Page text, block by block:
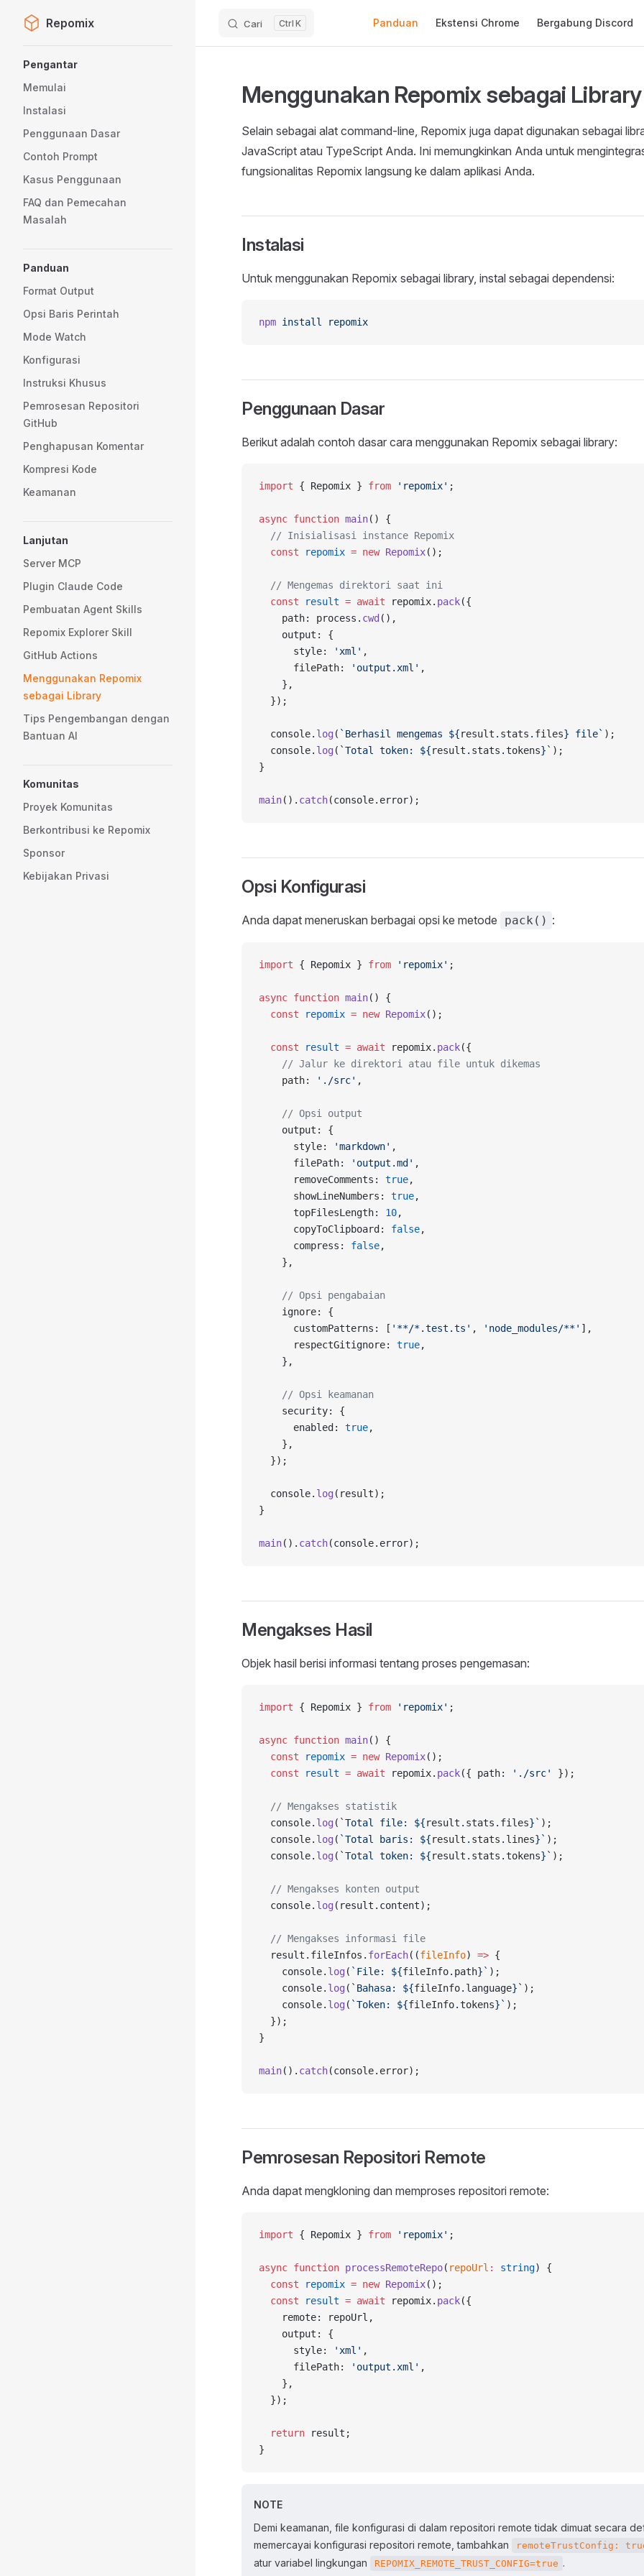
Skip to content
Repomix Cari K Panduan Ekstensi Chrome Bergabung Discord
Pengantar
Memulai
Instalasi
Penggunaan Dasar
Contoh Prompt
Kasus Penggunaan
FAQ dan Pemecahan
Masalah
Panduan
Format Output
Opsi Baris Perintah
Mode Watch
Konfigurasi
Instruksi Khusus
Pemrosesan Repositori
GitHub
Penghapusan Komentar
Kompresi Kode
Keamanan
Lanjutan
Server MCP
Plugin Claude Code
Pembuatan Agent Skills
Repomix Explorer Skill
GitHub Actions
Menggunakan Repomix
sebagai Library
Tips Pengembangan dengan
Bantuan AI
Komunitas
Proyek Komunitas
Berkontribusi ke Repomix
Sponsor
Kebijakan Privasi
Menggunakan Repomix sebagai Library
Selain sebagai alat command-line, Repomix juga dapat digunakan sebagai
JavaScript atau TypeScript Anda. Ini memungkinkan Anda untuk
fungsionalitas Repomix langsung ke dalam aplikasi Anda.
Instalasi
Untuk menggunakan Repomix sebagai library, instal sebagai dependensi:
npm install repomix
Penggunaan Dasar
Berikut adalah contoh dasar cara menggunakan Repomix sebagai library:
import { Repomix } from 'repomix' ;
async function main() {
  // Inisialisasi instance Repomix
  const
repomix = new Repomix();
  // Mengemas direktori saat ini
  const
result = await repomix. pack({
    path: process.
cwd (),
    output: {
      style:
'xml' ,
      filePath:
'output.xml' ,
    },
  });
  console.
log ( `Berhasil mengemas ${result . stats . files} file` );
  console.
log ( `Total token: ${result . stats . tokens}` );
}
main(). catch(console.error);
Opsi Konfigurasi
Anda dapat meneruskan berbagai opsi ke metode pack() :
import { Repomix } from 'repomix' ;
async function main() {
  const
repomix = new Repomix();
  const
result = await repomix. pack({
    // Jalur ke direktori atau file untuk dikemas
    path:
'./src' ,
    // Opsi output
    output: {
      style:
'markdown' ,
      filePath:
'output.md' ,
      removeComments:
true,
      showLineNumbers:
true,
      topFilesLength:
10,
      copyToClipboard:
false,
      compress:
false,
    },
    // Opsi pengabaian
    ignore: {
      customPatterns: [
'**/*.test.ts' , 'node_modules/**' ],
      respectGitignore:
true,
    },
    // Opsi keamanan
    security: {
      enabled:
true,
    },
  });
  console.
log (result);
}
main(). catch(console.error);
Mengakses Hasil
Objek hasil berisi informasi tentang proses pengemasan:
import { Repomix } from 'repomix' ;
async function main() {
  const
repomix = new Repomix();
  const
result = await repomix. pack({ path: './src' });
  // Mengakses statistik
  console.
log ( `Total file: ${result . stats . files}` );
  console.
log ( `Total baris: ${result . stats . lines}` );
  console.
log ( `Total token: ${result . stats . tokens}` );
  // Mengakses konten output
  console.
log (result.content);
  // Mengakses informasi file
  result.fileInfos.
forEach((fileInfo) => {
    console.
log ( `File: ${fileInfo. path}` );
    console.
log ( `Bahasa: ${fileInfo. language}` );
    console.
log ( `Token: ${fileInfo. tokens}` );
  });
}
main(). catch(console.error);
Pemrosesan Repositori Remote
Anda dapat mengkloning dan memproses repositori remote:
import { Repomix } from 'repomix' ;
async function processRemoteRepo( repoUrl : string) {
  const
repomix = new Repomix();
  const
result = await repomix. pack({
    remote: repoUrl,
    output: {
      style:
'xml' ,
      filePath:
'output.xml' ,
    },
  });
  return
result;
}
NOTE
Demi keamanan, file konfigurasi di dalam repositori remote tidak dimuat secara
memercayai konfigurasi repositori remote, tambahkan
remoteTrustConfig:
atur variabel lingkungan
REPOMIX_REMOTE_TRUST_CONFIG=true .